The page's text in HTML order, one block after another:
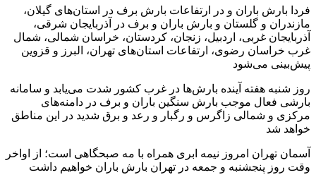
️فردا بارش باران و در ارتفاعات بارش برف در استان‌های گیلان،
مازندران و گلستان و بارش باران و برف در آذربایجان شرقی،
آذربایجان غربی، اردبیل، زنجان، کردستان، خراسان شمالی، شمال
غرب خراسان رضوی، ارتفاعات استان‌های تهران، البرز و قزوین
پیش‌بینی می‌شود
️روز شنبه هفته آینده بارش‌ها در غرب کشور شدت می‌یابد و سامانه
بارشی فعال موجب بارش سنگین باران و برف در دامنه‌های
مرکزی و شمالی زاگرس و رگبار و رعد و برق شدید در این مناطق
خواهد شد
️آسمان تهران امروز نیمه ابری همراه با مه صبحگاهی است؛ از اواخر
وقت روز پنجشنبه و جمعه در تهران بارش باران خواهیم داشت